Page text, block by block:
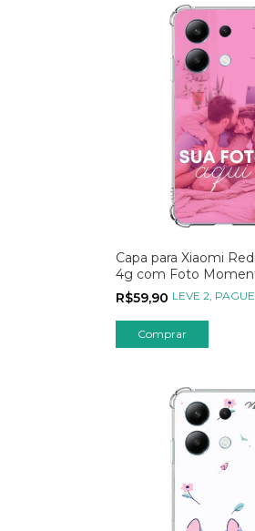
Capa para Xiaomi
4g com Foto
R$59,90 LEVE 2, PAGUE
Comprar